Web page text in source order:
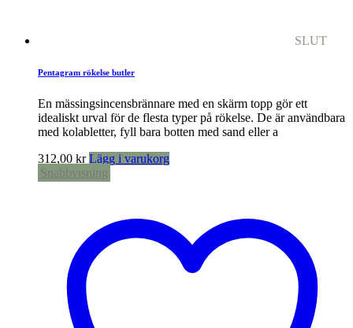
SLUT
Pentagram rökelse butler
En mässingsincensbrännare med en skärm topp gör ett
idealiskt urval för de flesta typer på rökelse. De är användbara
med kolabletter, fyll bara botten med sand eller a
312,00 kr Lägg i varukorg
Snabbvisning